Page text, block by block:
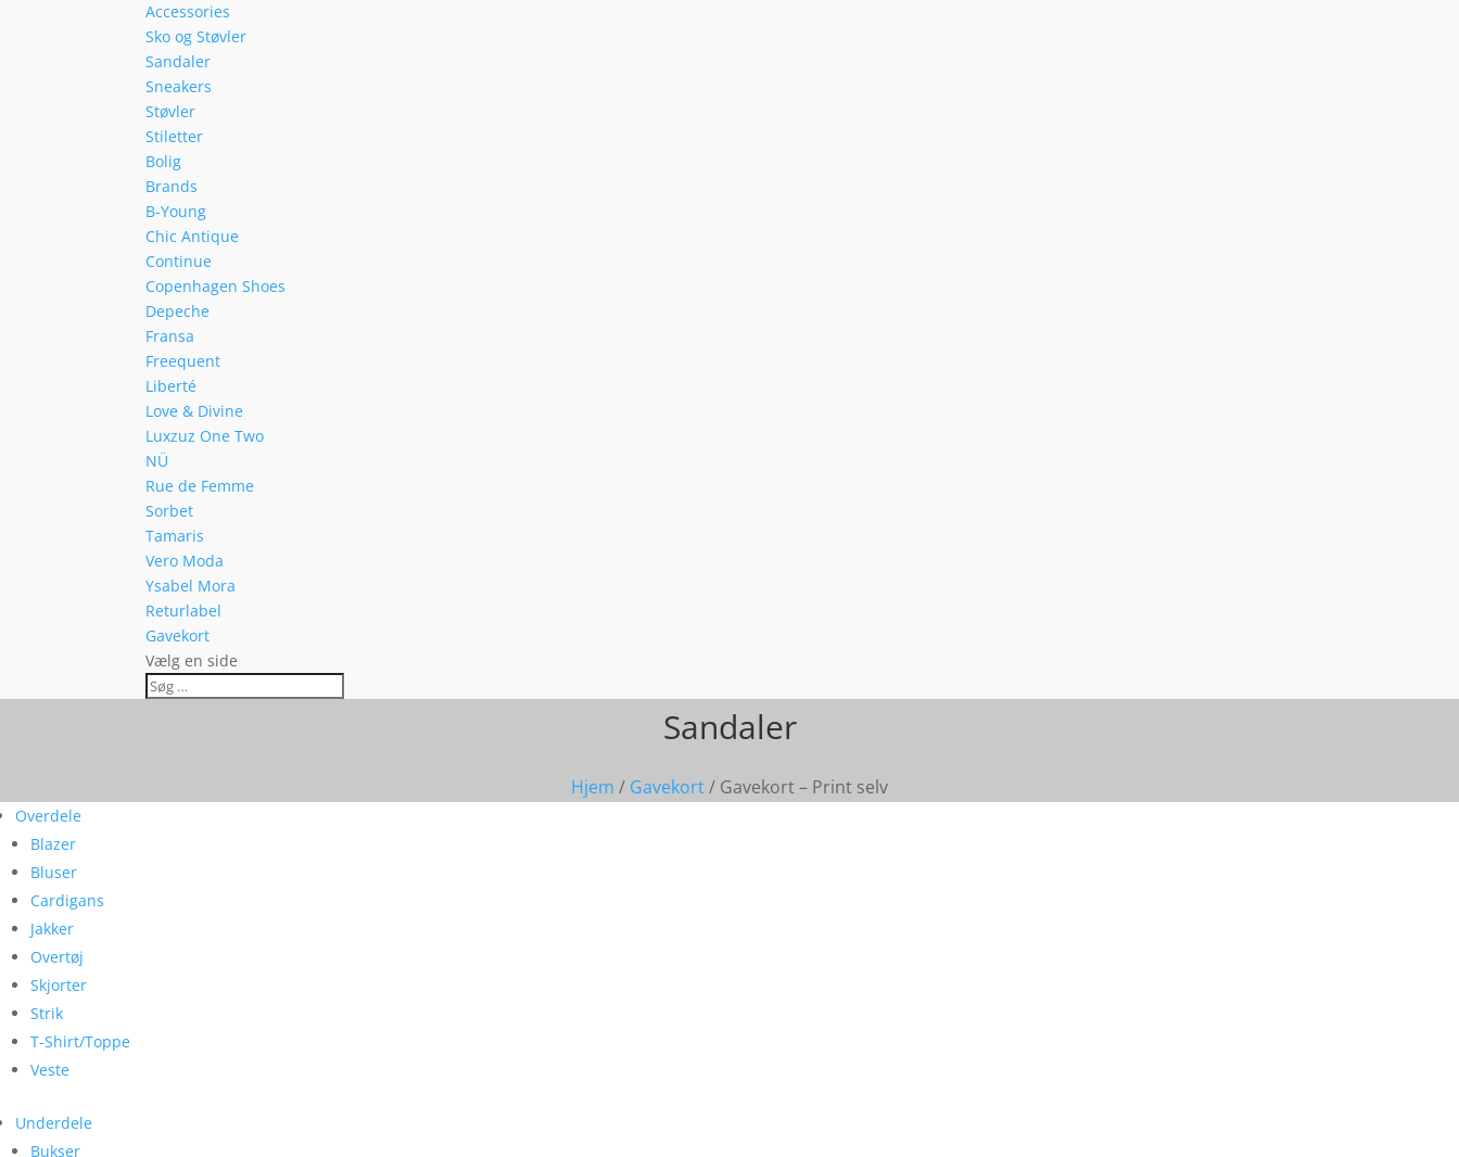
Accessories
Sko og Støvler
Sandaler
Sneakers
Støvler
Stiletter
Bolig
Brands
B-Young
Chic Antique
Continue
Copenhagen Shoes
Depeche
Fransa
Freequent
Liberté
Love & Divine
Luxzuz One Two
NÜ
Rue de Femme
Sorbet
Tamaris
Vero Moda
Ysabel Mora
Returlabel
Gavekort
Vælg en side
Sandaler
Hjem / Gavekort/ Gavekort – Print selv
Overdele
Blazer
Bluser
Cardigans
Jakker
Overtøj
Skjorter
Strik
T-Shirt/Toppe
Veste
Underdele
Bukser